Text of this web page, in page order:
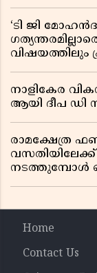
‘ടി ജി
വിഷയത്തിലും
നാളികേര
ആയി ദീപ ഡി
രാമക്ഷേത്ര
വസതിയിലേക്ക്
നടത്തുമ്പോൾ
Home
Contact Us